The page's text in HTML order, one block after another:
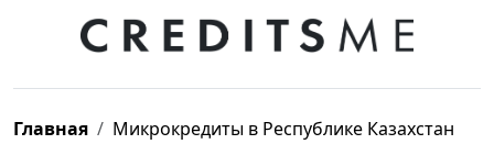
Главная
Микрокредиты в Республике Казахстан